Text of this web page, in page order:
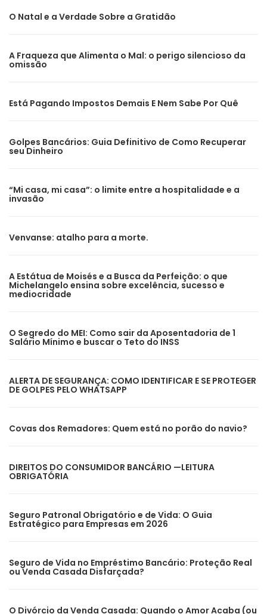
O Natal e a Verdade Sobre a Gratidão
A Fraqueza que Alimenta o Mal: o perigo silencioso da
omissão
Está Pagando Impostos Demais E Nem Sabe Por Quê
Golpes Bancários: Guia Definitivo de Como Recuperar
seu Dinheiro
“Mi casa, mi casa”: o limite entre a hospitalidade e a
invasão
Venvanse: atalho para a morte.
A Estátua de Moisés e a Busca da Perfeição: o que
Michelangelo ensina sobre excelência, sucesso e
mediocridade
O Segredo do MEI: Como sair da Aposentadoria de 1
Salário Mínimo e buscar o Teto do INSS
ALERTA DE SEGURANÇA: COMO IDENTIFICAR E SE PROTEGER
DE GOLPES PELO WHATSAPP
Covas dos Remadores: Quem está no porão do navio?
DIREITOS DO CONSUMIDOR BANCÁRIO —LEITURA
OBRIGATÓRIA
Seguro Patronal Obrigatório e de Vida: O Guia
Estratégico para Empresas em 2026
Seguro de Vida no Empréstimo Bancário: Proteção Real
ou Venda Casada Disfarçada?
O Divórcio da Venda Casada: Quando o Amor Acaba (ou